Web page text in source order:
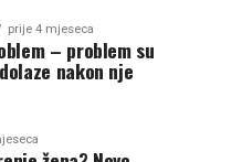
prije 4 mjeseca
– problem su
nakon nje